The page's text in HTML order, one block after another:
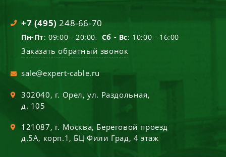
+7 (495) 248-66-70
Пн-Пт: 09:00 - 20:00, Сб - Вс: 10:00 - 16:00
Заказать обратный звонок
sale@expert-cable.ru
302040, г. Орел,ул. Раздольная,
д. 105
121087, г. Москва, Береговой проезд
д.5А, корп.1, БЦ Фили Град, 4 этаж